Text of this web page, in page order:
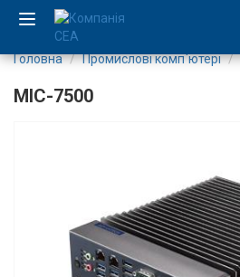
Каталог
Виробництво
Головна Промислові комп`ютері
MIC-7500